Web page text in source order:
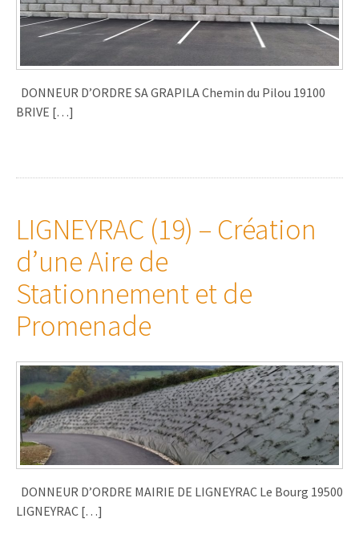
DONNEUR D’ORDRE SA GRAPILA Chemin du Pilou 19100
BRIVE […]
LIGNEYRAC (19) – Création
d’une Aire de
Stationnement et de
Promenade
DONNEUR D’ORDRE MAIRIE DE LIGNEYRAC Le Bourg 19500
LIGNEYRAC […]